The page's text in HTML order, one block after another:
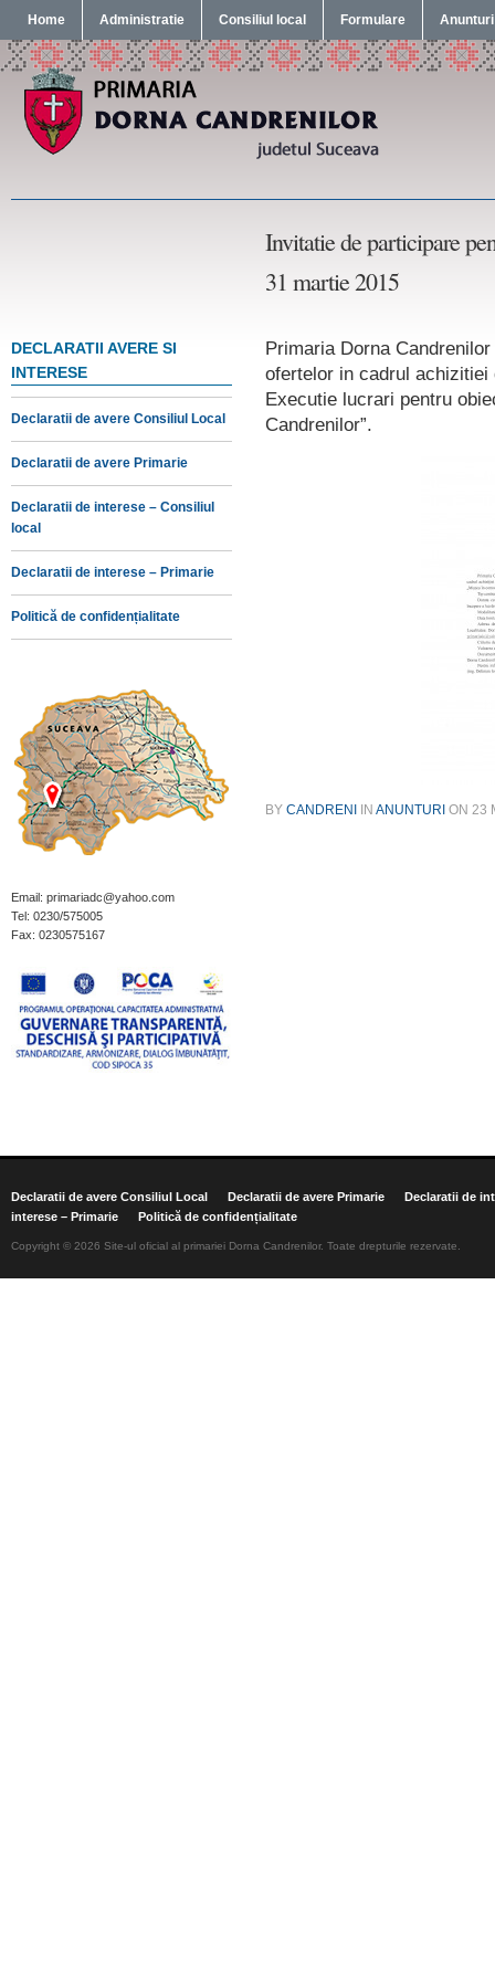
Home Administratie Consiliul local Formulare Anunturi
Invitatie de participare
31 martie 2015
DECLARATII AVERE SI
INTERESE
Declaratii de avere Consiliul Local
Declaratii de avere Primarie
Declaratii de interese – Consiliul
local
Declaratii de interese – Primarie
Politică de confidențialitate
Email: primariadc@yahoo.com
Tel: 0230/575005
Fax: 0230575167
Primaria Dorna
ofertelor in cadrul
Executie lucrari pentru
Candrenilor”.
BY CANDRENI IN ANUNTURI ON 23
Declaratii de avere Consiliul Local Declaratii de avere Primarie
Declaratii de
interese – Primarie
Politică de confidențialitate
Copyright © 2026 Site-ul oficial al primariei Dorna Candrenilor. Toate drepturile rezervate.